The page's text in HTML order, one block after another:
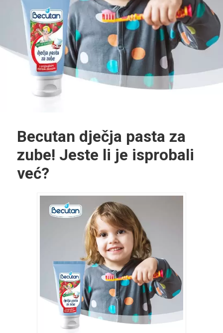
Becutan dječja pasta za
zube! Jeste li je isprobali
već?